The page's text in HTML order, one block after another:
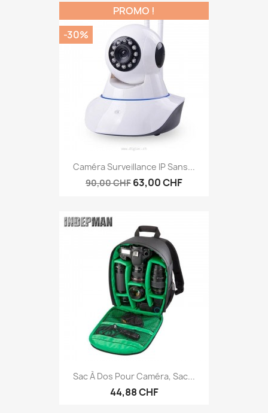
Caméra Surveillance IP Sans...
90,00 CHF 63,00 CHF
PROMO !
-30%
Sac À Dos Pour Caméra, Sac...
44,88 CHF